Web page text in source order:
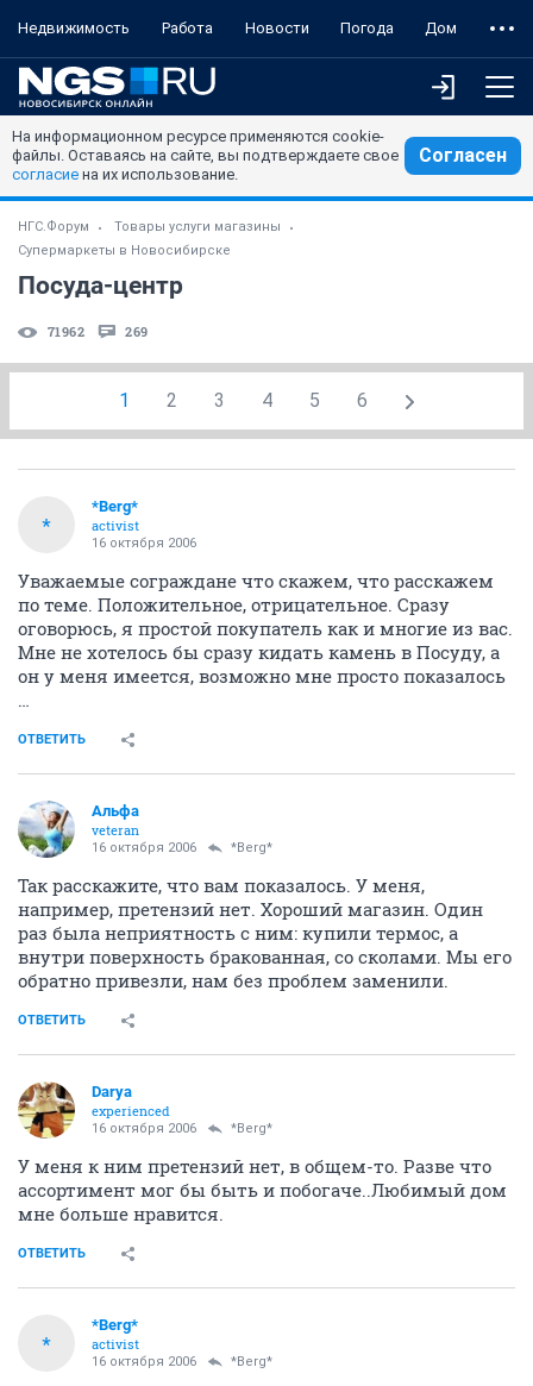
Недвижимость Работа Новости Погода Дом
На информационном ресурсе применяются cookie-
файлы. Оставаясь на сайте, вы подтверждаете свое
согласие на их использование.
Согласен
НГС.Форум
Товары услуги магазины
Супермаркеты в Новосибирске
Посуда-центр
71962 269
1 2 3 4 5 6
*
*Berg*
activist
16 октября 2006
Уважаемые сограждане что скажем, что расскажем
по теме. Положительное, отрицательное. Сразу
оговорюсь, я простой покупатель как и многие из вас.
Мне не хотелось бы сразу кидать камень в Посуду, а
он у меня имеется, возможно мне просто показалось
…
ОТВЕТИТЬ
Альфа
veteran
16 октября 2006 *Berg*
Так расскажите, что вам показалось. У меня,
например, претензий нет. Хороший магазин. Один
раз была неприятность с ним: купили термос, а
внутри поверхность бракованная, со сколами. Мы его
обратно привезли, нам без проблем заменили.
ОТВЕТИТЬ
Darya
experienced
16 октября 2006 *Berg*
У меня к ним претензий нет, в общем-то. Разве что
ассортимент мог бы быть и побогаче..Любимый дом
мне больше нравится.
ОТВЕТИТЬ
*
*Berg*
activist
16 октября 2006 *Berg*